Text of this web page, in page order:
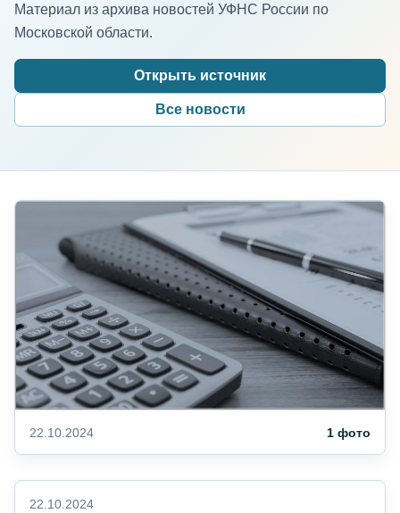
Материал из архива новостей УФНС России по
Московской области.
Открыть источник
Все новости
22.10.2024 1 фото
22.10.2024